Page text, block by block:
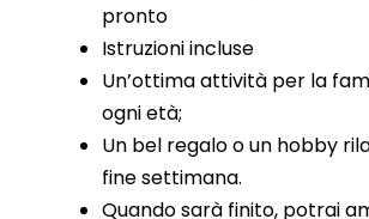
pronto
Istruzioni incluse
Un’ottima attività per la
ogni età;
Un bel regalo o un hobby
fine settimana.
Quando sarà finito, potrai